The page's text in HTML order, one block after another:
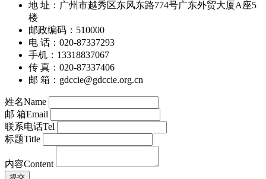
行业新闻
地 址：广州市越秀区东风东路774号广东外贸大厦A座5
楼
邮政编码：510000
电 话：020-87337293
手机：13318837067
邮 箱：gdccie@gdccie.org.cn
姓名Name
邮 箱Email
标题Title